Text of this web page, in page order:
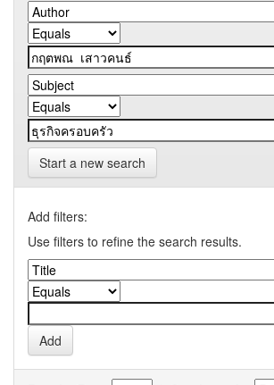
Start a new search
Add filters:
Use filters to refine the search results.